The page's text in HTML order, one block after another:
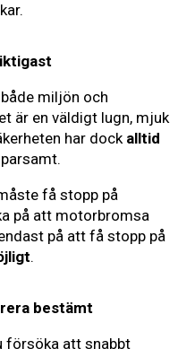
miljön och
är en väldigt lugn, mjuk
har dock alltid
få stopp på
på att motorbromsa
på att få stopp på
.
bestämt
försöka att snabbt